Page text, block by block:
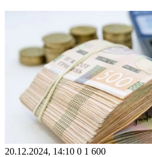
20.12.2024, 14:10 0 1 600